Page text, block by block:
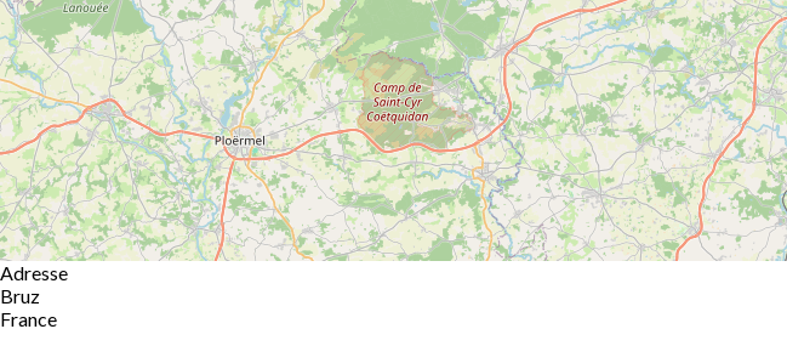
Adresse
Bruz
France